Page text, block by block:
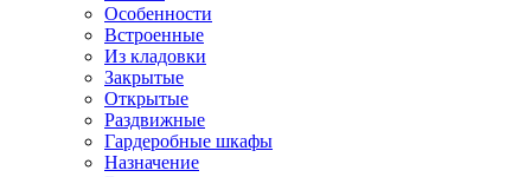
Особенности
Встроенные
Из кладовки
Закрытые
Открытые
Раздвижные
Гардеробные шкафы
Назначение